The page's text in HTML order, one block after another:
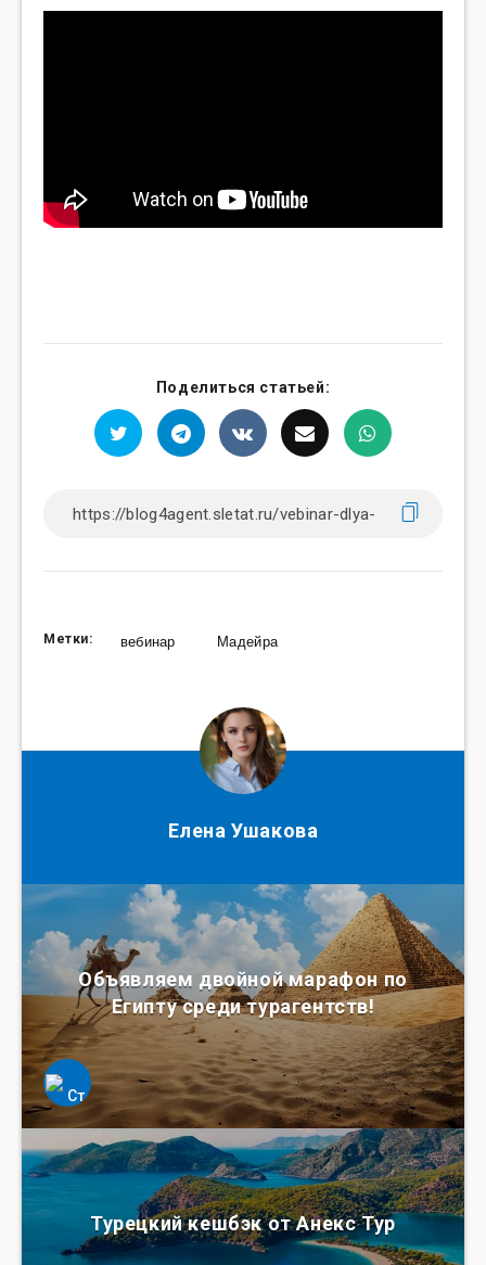
Поделиться статьей:
Метки: вебинар Мадейра
Елена Ушакова
Объявляем двойной марафон по
Египту среди турагентств!
Турецкий кешбэк от Анекс Тур